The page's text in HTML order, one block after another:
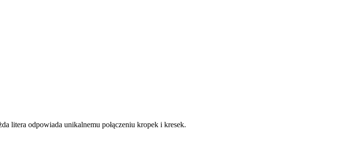
litera odpowiada unikalnemu połączeniu kropek i kresek.